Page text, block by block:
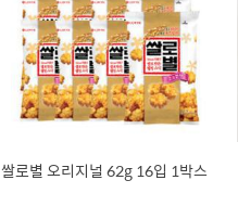
쌀로별 오리지널 62g 16입 1박스